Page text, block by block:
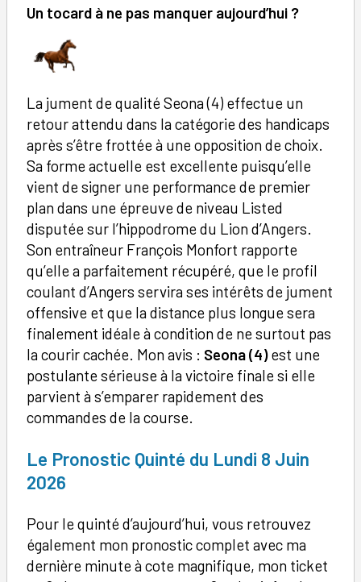
Un tocard à ne pas manquer aujourd’hui ?
La jument de qualité Seona (4) effectue un
retour attendu dans la catégorie des handicaps
après s’être frottée à une opposition de choix.
Sa forme actuelle est excellente puisqu’elle
vient de signer une performance de premier
plan dans une épreuve de niveau Listed
disputée sur l’hippodrome du Lion d’Angers.
Son entraîneur François Monfort rapporte
qu’elle a parfaitement récupéré, que le profil
coulant d’Angers servira ses intérêts de jument
offensive et que la distance plus longue sera
finalement idéale à condition de ne surtout pas
la courir cachée. Mon avis : Seona (4)est une
postulante sérieuse à la victoire finale si elle
parvient à s’emparer rapidement des
commandes de la course.
Le Pronostic Quinté du Lundi 8 Juin
2026
Pour le quinté d’aujourd’hui, vous retrouvez
également mon pronostic complet avec ma
dernière minute à cote magnifique, mon ticket